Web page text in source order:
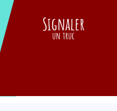
Signaler
un truc